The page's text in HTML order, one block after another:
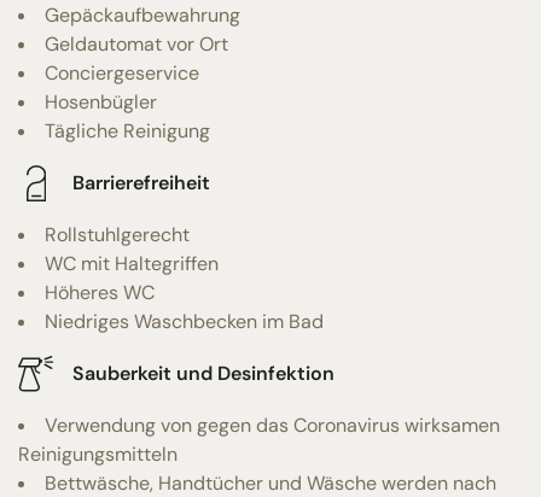
Gepäckaufbewahrung
Geldautomat vor Ort
Conciergeservice
Hosenbügler
Tägliche Reinigung
Barrierefreiheit
Rollstuhlgerecht
WC mit Haltegriffen
Höheres WC
Niedriges Waschbecken im Bad
Sauberkeit und Desinfektion
Verwendung von gegen das Coronavirus wirksamen
Reinigungsmitteln
Bettwäsche, Handtücher und Wäsche werden nach